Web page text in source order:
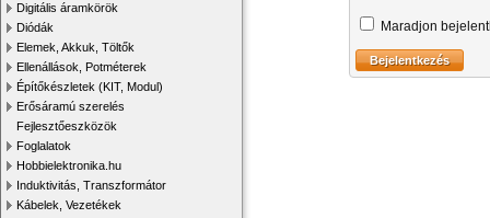
Digitális áramkörök
Diódák
Elemek, Akkuk, Töltők
Ellenállások, Potméterek
Építőkészletek (KIT, Modul)
Erősáramú szerelés
Fejlesztőeszközök
Foglalatok
Hobbielektronika.hu
Induktivitás, Transzformátor
Kábelek, Vezetékek
Maradjon